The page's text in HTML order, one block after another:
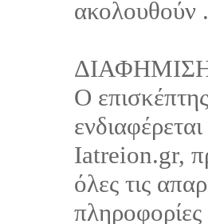
ακολουθούν .
Ο
Iatreion.gr,
όλες τις